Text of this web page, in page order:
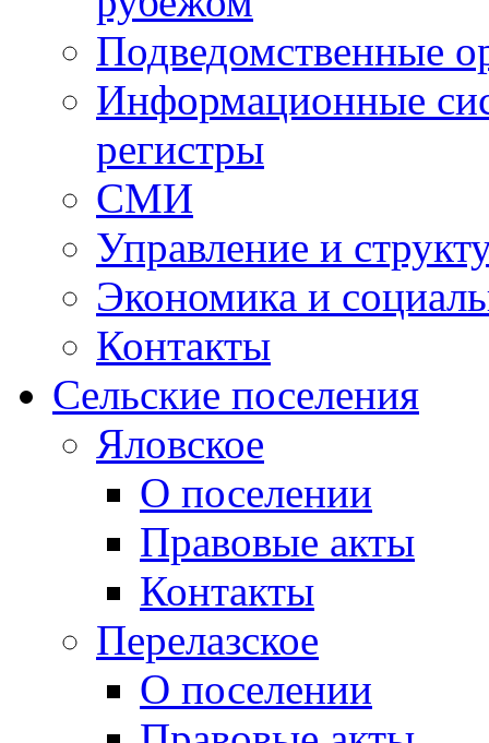
Подведомственные
Информационные
регистры
СМИ
Управление и
Экономика и
Контакты
Сельские поселения
Яловское
О поселении
Правовые акты
Контакты
Перелазское
О поселении